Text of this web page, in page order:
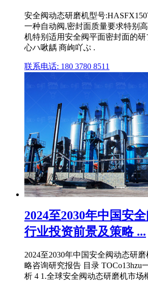
安全阀动态研磨机型号
一种自动阀,密封面质量要求特别
机特别适用安全阀平面密封面的
心ハ啾龋 商岣吖ぷ .
联系电话: 180 3780 8511
2024至2030年中国安
行业投资前景及策略 ...
2024至2030年中国安全阀动态研
略咨询研究报告 目录 TOCo13hzu
析 4 1.全球安全阀动态研磨机市场